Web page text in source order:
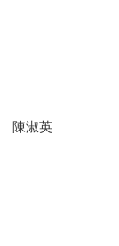
陳淑英